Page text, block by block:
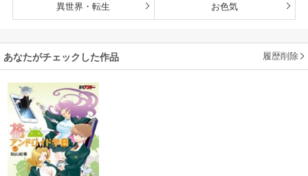
異世界・転生 お色気
あなたがチェックした作品 履歴削除